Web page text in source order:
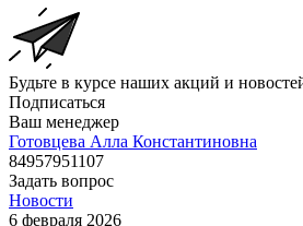
Будьте в курсе наших акций и
Подписаться
Ваш менеджер
Готовцева Алла Константиновна
84957951107
Задать вопрос
Новости
6 февраля 2026